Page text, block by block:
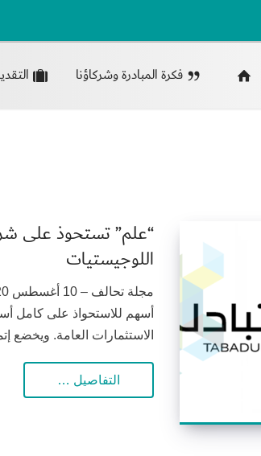
فكرة المبادرة وشركاؤنا
“علم” تستحوذ على
اللوجيستيات
أسهم للاستحواذ على كامل
الاستثمارات العامة.
التفاصيل …